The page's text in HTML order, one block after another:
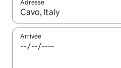
Adresse
Lorsque les résultats
Arrivée